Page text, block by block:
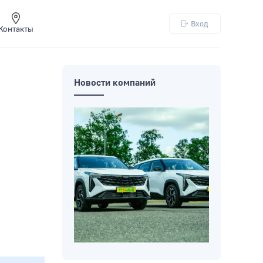
Вход
Новости компаний